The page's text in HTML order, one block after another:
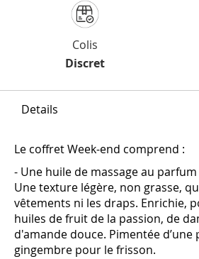
Colis
Discret
Details
Le coffret Week-end comprend :
- Une huile de massage au
Une texture légère, non grasse,
vêtements ni les draps. Enrichie,
huiles de fruit de la passion, de
d'amande douce. Pimentée
gingembre pour le frisson.